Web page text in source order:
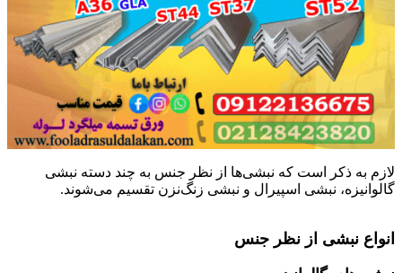
لازم به ذکر است که نبشی‌ها از نظر جنس به چند دسته نبشی
گالوانیزه، نبشی اسپیرال و نبشی زنگ‌نزن تقسیم می‌شوند.
انواع نبشی از نظر جنس